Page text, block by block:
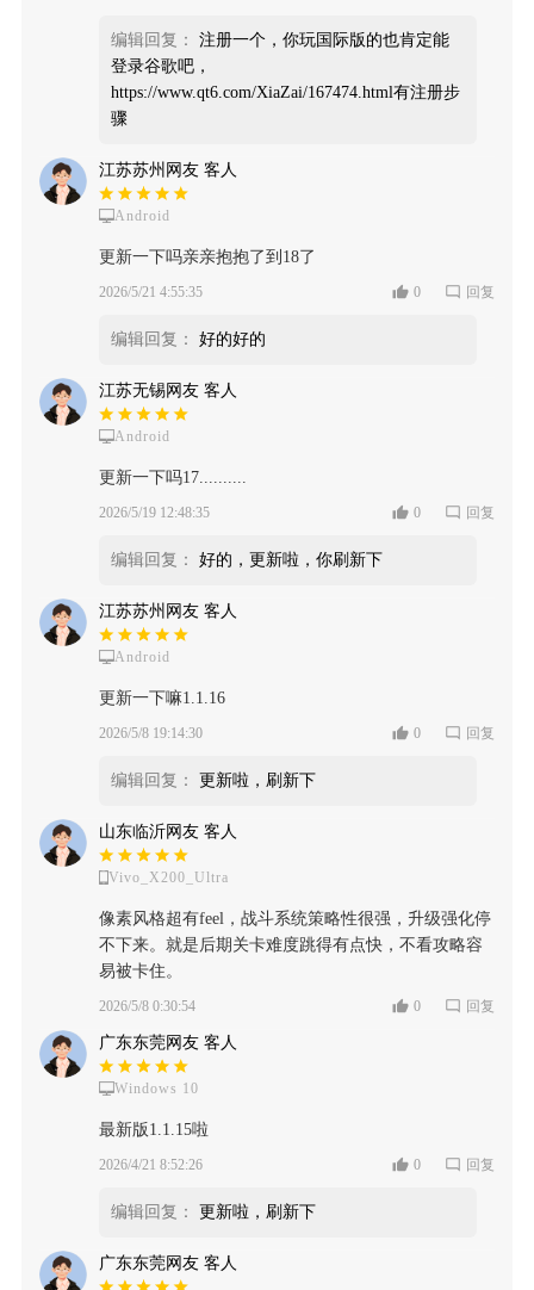
编辑回复：
注册一个，你玩国际版的也肯定能
登录谷歌吧，
https://www.qt6.com/XiaZai/167474.html有注册步
骤
江苏苏州网友 客人
Android
更新一下吗亲亲抱抱了到18了
2026/5/21 4:55:35 0 回复
编辑回复： 好的好的
江苏无锡网友 客人
Android
更新一下吗17..........
2026/5/19 12:48:35 0 回复
编辑回复： 好的，更新啦，你刷新下
江苏苏州网友 客人
Android
更新一下嘛1.1.16
2026/5/8 19:14:30 0 回复
编辑回复： 更新啦，刷新下
山东临沂网友 客人
Vivo_X200_Ultra
像素风格超有feel，战斗系统策略性很强，升级强化停
不下来。就是后期关卡难度跳得有点快，不看攻略容
易被卡住。
2026/5/8 0:30:54 0 回复
广东东莞网友 客人
Windows 10
最新版1.1.15啦
2026/4/21 8:52:26 0 回复
编辑回复： 更新啦，刷新下
广东东莞网友 客人